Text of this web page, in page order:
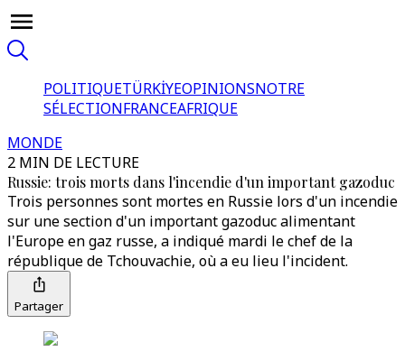
POLITIQUETÜRKİYEOPINIONSNOTRE
SÉLECTIONFRANCEAFRIQUE
MONDE
2 MIN DE LECTURE
Russie: trois morts dans l'incendie d'un important gazoduc
Trois personnes sont mortes en Russie lors d'un incendie
sur une section d'un important gazoduc alimentant
l'Europe en gaz russe, a indiqué mardi le chef de la
république de Tchouvachie, où a eu lieu l'incident.
Partager